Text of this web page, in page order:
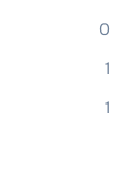
0
1
1